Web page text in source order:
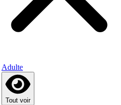
Adulte
Tout voir